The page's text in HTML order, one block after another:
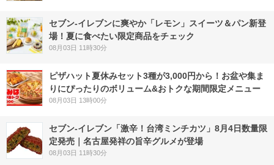
セブン‐イレブンに爽やか「レモン」スイーツ＆パン新登
場！夏に食べたい限定商品をチェック
08月03日 11時30分
ピザハット夏休みセット3種が3,000円から！お盆や集ま
りにぴったりのボリューム&おトクな期間限定メニュー
08月03日 13時00分
セブン-イレブン「激辛！台湾ミンチカツ」8月4日数量限
定発売｜名古屋発祥の旨辛グルメが登場
08月03日 11時30分